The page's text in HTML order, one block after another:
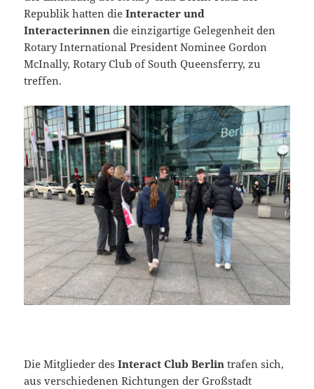
Republik hatten dieInteracter und
Interacterinnen die einzigartige Gelegenheit den
Rotary International President Nominee Gordon
McInally, Rotary Club of South Queensferry, zu
treffen.
Die Mitglieder desInteract Club Berlin trafen sich,
aus verschiedenen Richtungen der Großstadt